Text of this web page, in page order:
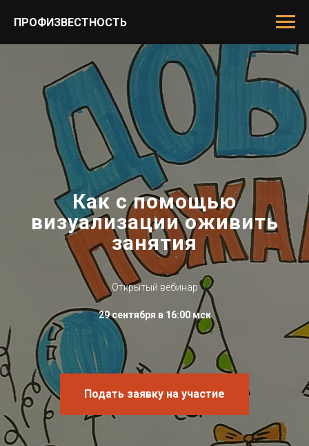
ПРОФИЗВЕСТНОСТЬ
Как с помощью
визуализации оживить
занятия
Открытый вебинар
29 сентября в 16:00 мск
Подать заявку на участие